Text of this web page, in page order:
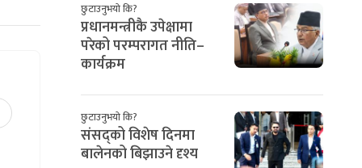
छुटाउनुभयो कि?
प्रधानमन्त्रीकै उपेक्षामा
परेको परम्परागत नीति–
कार्यक्रम
छुटाउनुभयो कि?
संसद्को विशेष दिनमा
बालेनको बिझाउने दृश्य